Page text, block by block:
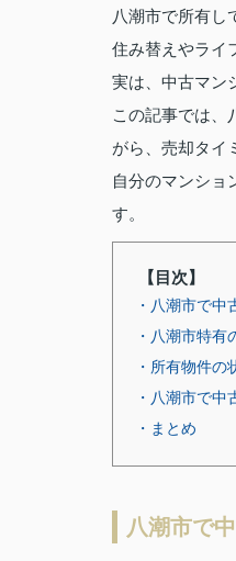
八潮市で所有し
住み替えやライ
実は、中古マン
この記事では、
がら、売却タイ
自分のマンショ
す。
【目次】
・八潮市で
・八潮市特
・所有物件
・八潮市で
・まとめ
八潮市で